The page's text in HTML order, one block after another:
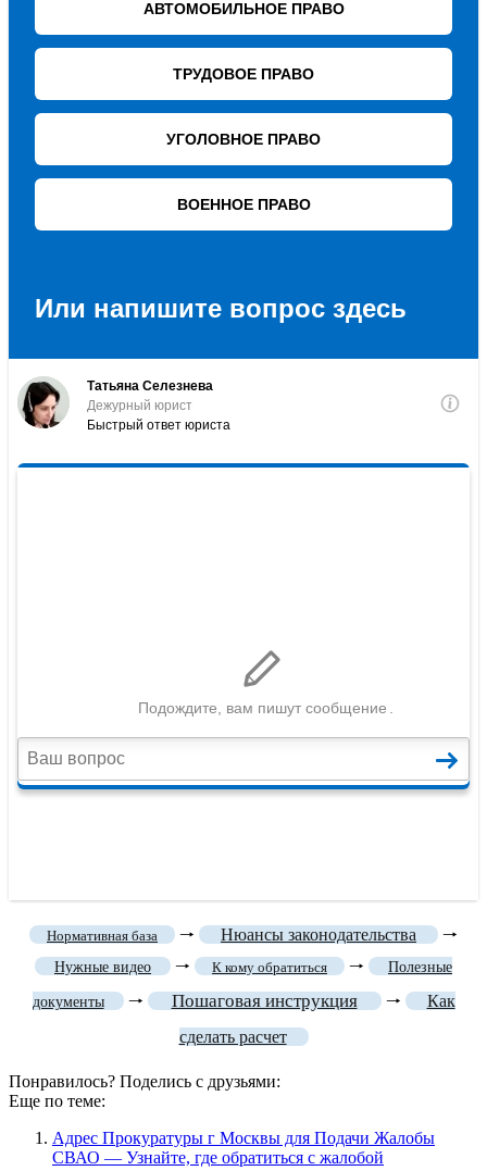
Нормативная база 🠒 Нюансы законодательства 🠒
Нужные видео 🠒 К кому обратиться 🠒 Полезные
документы 🠒 Пошаговая инструкция 🠒
Как
сделать расчет
Понравилось? Поделись с друзьями:
Еще по теме:
Адрес Прокуратуры г Москвы для Подачи Жалобы
СВАО — Узнайте, где обратиться с жалобой